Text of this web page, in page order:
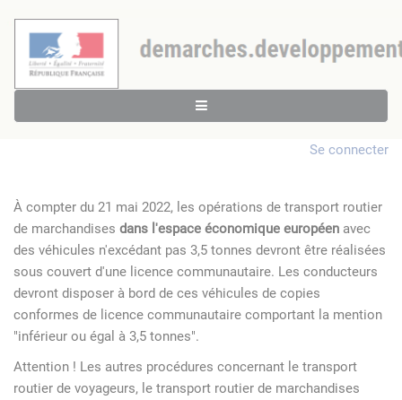
Se connecter
À compter du 21 mai 2022, les opérations de transport routier
de marchandises dans l'espace économique européen avec
des véhicules n'excédant pas 3,5 tonnes devront être réalisées
sous couvert d'une licence communautaire. Les conducteurs
devront disposer à bord de ces véhicules de copies
conformes de licence communautaire comportant la mention
"inférieur ou égal à 3,5 tonnes".
Attention ! Les autres procédures concernant le transport
routier de voyageurs, le transport routier de marchandises